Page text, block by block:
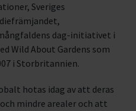
Sveriges
dag-initiativet i
Wild About Gardens som
i Storbritannien.
hotas idag av att deras
mindre arealer och att